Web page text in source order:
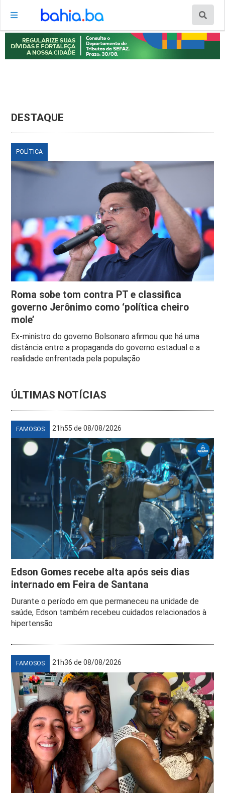
DESTAQUE
POLÍTICA
Roma sobe tom contra PT e classifica
governo Jerônimo como ‘política cheiro
mole’
Ex-ministro do governo Bolsonaro afirmou que há uma
distância entre a propaganda do governo estadual e a
realidade enfrentada pela população
ÚLTIMAS NOTÍCIAS
FAMOSOS 21h55 de 08/08/2026
Edson Gomes recebe alta após seis dias
internado em Feira de Santana
Durante o período em que permaneceu na unidade de
saúde, Edson também recebeu cuidados relacionados à
hipertensão
FAMOSOS 21h36 de 08/08/2026